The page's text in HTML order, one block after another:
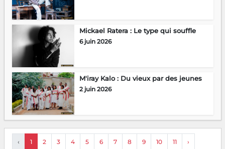
Mickael Ratera : Le type qui souffle
6 juin 2026
M'iray Kalo : Du vieux par des jeunes
2 juin 2026
‹ 1 2 3 4 5 6 7 8 9 10 11 ›